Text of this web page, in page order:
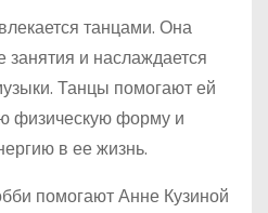
танцами. Она
и наслаждается
Танцы помогают ей
физическую форму и
в ее жизнь.
помогают Анне Кузиной